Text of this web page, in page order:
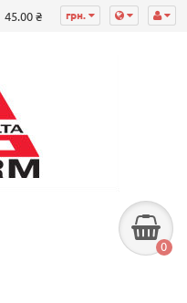
грн.
45.00 ₴
0